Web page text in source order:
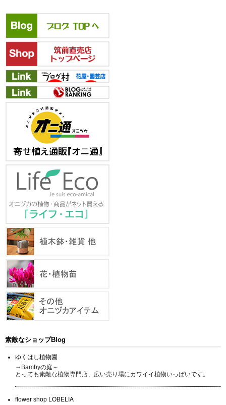
素敵なショップBlog
ゆくはし植物園
～Bambyの庭～
とっても素敵な植物専門店、広い売り場にカワイイ植物いっぱいです。
flower shop LOBELIA